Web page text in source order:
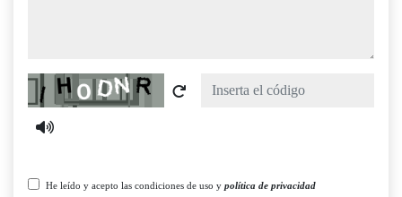
Captcha
He leído y acepto las condiciones de uso y política de privacidad